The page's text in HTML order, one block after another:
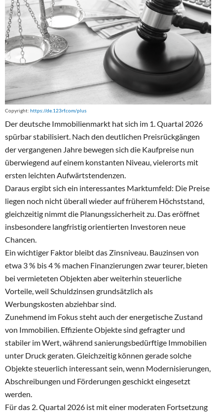
Copyright: https://de.123rf.com/plus
Der deutsche Immobilienmarkt hat sich im 1. Quartal 2026
spürbar stabilisiert. Nach den deutlichen Preisrückgängen
der vergangenen Jahre bewegen sich die Kaufpreise nun
überwiegend auf einem konstanten Niveau, vielerorts mit
ersten leichten Aufwärtstendenzen.
Daraus ergibt sich ein interessantes Marktumfeld: Die Preise
liegen noch nicht überall wieder auf früherem Höchststand,
gleichzeitig nimmt die Planungssicherheit zu. Das eröffnet
insbesondere langfristig orientierten Investoren neue
Chancen.
Ein wichtiger Faktor bleibt das Zinsniveau. Bauzinsen von
etwa 3 % bis 4 % machen Finanzierungen zwar teurer, bieten
bei vermieteten Objekten aber weiterhin steuerliche
Vorteile, weil Schuldzinsen grundsätzlich als
Werbungskosten abziehbar sind.
Zunehmend im Fokus steht auch der energetische Zustand
von Immobilien. Effiziente Objekte sind gefragter und
stabiler im Wert, während sanierungsbedürftige Immobilien
unter Druck geraten. Gleichzeitig können gerade solche
Objekte steuerlich interessant sein, wenn Modernisierungen,
Abschreibungen und Förderungen geschickt eingesetzt
werden.
Für das 2. Quartal 2026 ist mit einer moderaten Fortsetzung